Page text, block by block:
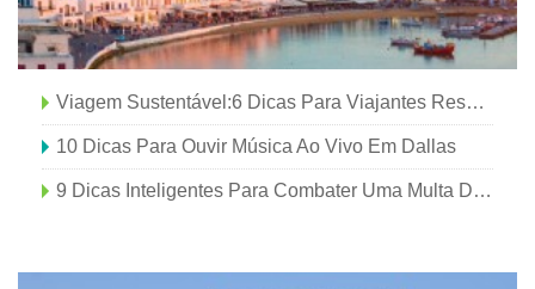
Viagem Sustentável:6 Dicas Para Viajantes Responsáveis
10 Dicas Para Ouvir Música Ao Vivo Em Dallas
9 Dicas Inteligentes Para Combater Uma Multa De Estacionamento